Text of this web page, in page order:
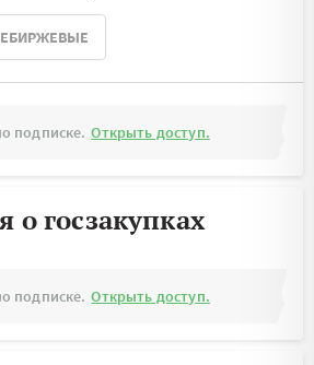
подписке. Открыть доступ.
о госзакупках
подписке. Открыть доступ.